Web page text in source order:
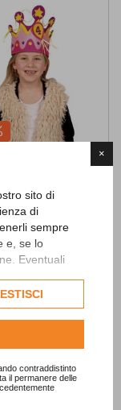
×
sito di
di
sempre
e, se lo
Eventuali
contraddistinto
il permanere delle
feltro 1-5 anni rosa
€ 11,92 €
AGGIUNGI
to